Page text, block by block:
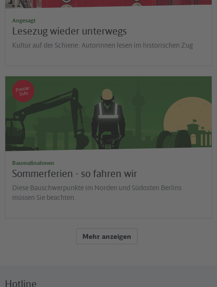
Angesagt
Lesezug wieder unterwegs
Kultur auf der Schiene: Autorinnen lesen im historischen Zug
Baumaßnahmen
Sommerferien - so fahren wir
Diese Bauschwerpunkte im Norden und Südosten Berlins
müssen Sie beachten.
Presse-
Info
Mehr anzeigen
Hotline